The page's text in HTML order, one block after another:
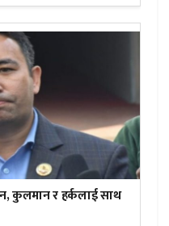
कुलमान र हर्कलाई साथ